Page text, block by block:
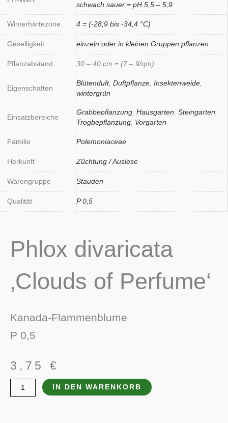
schwach sauer = pH 5,5 – 5,9
Winterhärtezone 4 = (-28,9 bis -34,4 °C)
Geselligkeit einzeln oder in kleinen Gruppen pflanzen
Pflanzabstand 30 – 40 cm = (7 – 9/qm)
Eigenschaften
Blütenduft, Duftpflanze Insektenweide
wintergrün
Einsatzbereiche
Grabbepflanzung Hausgarten Steingarten
Trogbepflanzung Vorgarten
Familie Polemoniaceae
Herkunft Züchtung / Auslese
Warengruppe Stauden
Qualität P 0,5
Phlox divaricata
‚Clouds of Perfume‘
Kanada-Flammenblume
P 0,5
3,75 €
IN DEN WARENKORB